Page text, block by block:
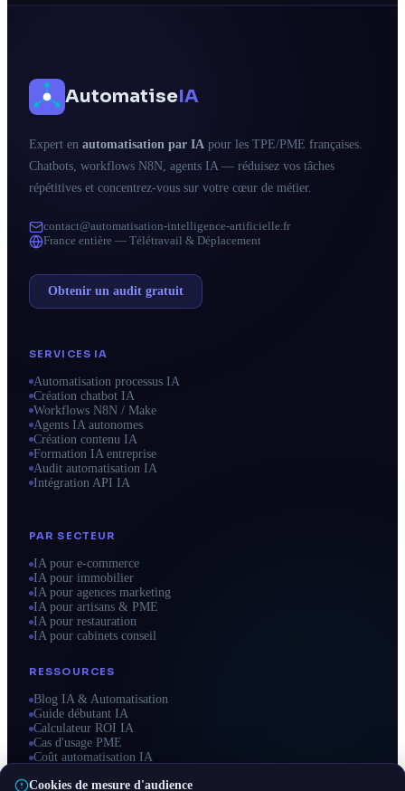
AutomatiseIA
Expert en automatisation par IA pour les TPE/PME françaises.
Chatbots, workflows N8N, agents IA — réduisez vos tâches
répétitives et concentrez-vous sur votre cœur de métier.
contact@automatisation-intelligence-artificielle.fr
France entière — Télétravail & Déplacement
Obtenir un audit gratuit
SERVICES IA
Automatisation processus IA
Création chatbot IA
Workflows N8N / Make
Agents IA autonomes
Création contenu IA
Formation IA entreprise
Audit automatisation IA
Intégration API IA
PAR SECTEUR
IA pour e-commerce
IA pour immobilier
IA pour agences marketing
IA pour artisans & PME
IA pour restauration
IA pour cabinets conseil
RESSOURCES
Blog IA & Automatisation
Guide débutant IA
Calculateur ROI IA
Cas d'usage PME
Coût automatisation IA
Cookies de mesure d'audience